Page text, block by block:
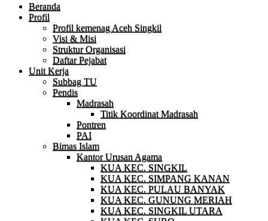
Beranda
Profil
Profil kemenag Aceh Singkil
Visi & Misi
Struktur Organisasi
Daftar Pejabat
Unit Kerja
Subbag TU
Pendis
Madrasah
Titik Koordinat Madrasah
Pontren
PAI
Bimas Islam
Kantor Urusan Agama
KUA KEC. SINGKIL
KUA KEC. SIMPANG KANAN
KUA KEC. PULAU BANYAK
KUA KEC. GUNUNG MERIAH
KUA KEC. SINGKIL UTARA